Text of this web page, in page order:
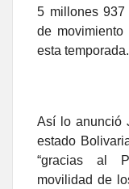
5 millones 937
de
esta temporada.
Así lo anunció
estado
“gracias al
movilidad de